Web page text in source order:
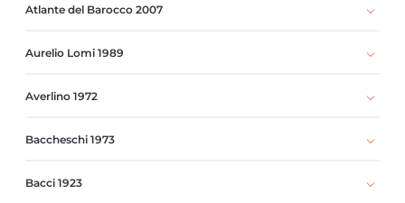
Atlante del Barocco 2007
Aurelio Lomi 1989
Averlino 1972
Baccheschi 1973
Bacci 1923